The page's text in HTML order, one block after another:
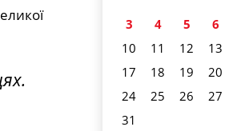
3
4 5 6
10
11 12 13
17
18 19 20
24
25 26 27
31